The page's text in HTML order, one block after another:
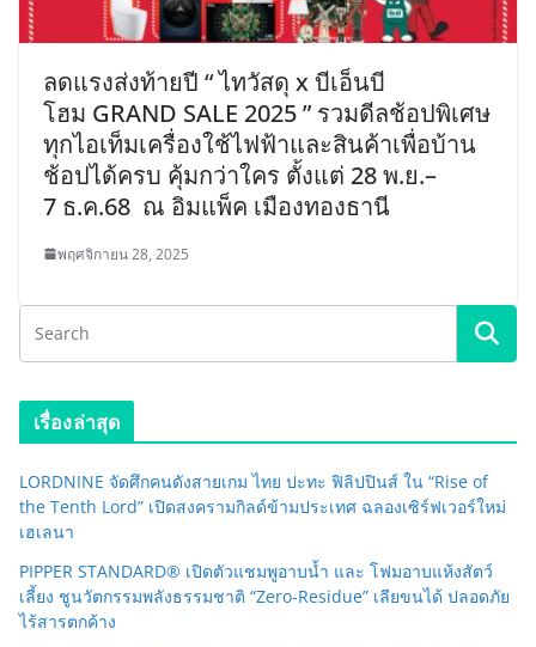
ลดแรงส่งท้ายปี “ ไทวัสดุ x บีเอ็นบี
โฮม GRAND SALE 2025 ” รวมดีลช้อปพิเศษ
ทุกไอเท็มเครื่องใช้ไฟฟ้าและสินค้าเพื่อบ้าน
ช้อปได้ครบ คุ้มกว่าใคร ตั้งแต่ 28 พ.ย.–
7 ธ.ค.68 ณ อิมแพ็ค เมืองทองธานี
พฤศจิกายน 28, 2025
เรื่องล่าสุด
LORDNINE จัดศึกคนดังสายเกม ไทย ปะทะ ฟิลิปปินส์ ใน “Rise of
the Tenth Lord” เปิดสงครามกิลด์ข้ามประเทศ ฉลองเซิร์ฟเวอร์ใหม่
เฮเลนา
PIPPER STANDARD® เปิดตัวแชมพูอาบน้ำ และ โฟมอาบแห้งสัตว์
เลี้ยง ชูนวัตกรรมพลังธรรมชาติ “Zero-Residue” เลียขนได้ ปลอดภัย
ไร้สารตกค้าง